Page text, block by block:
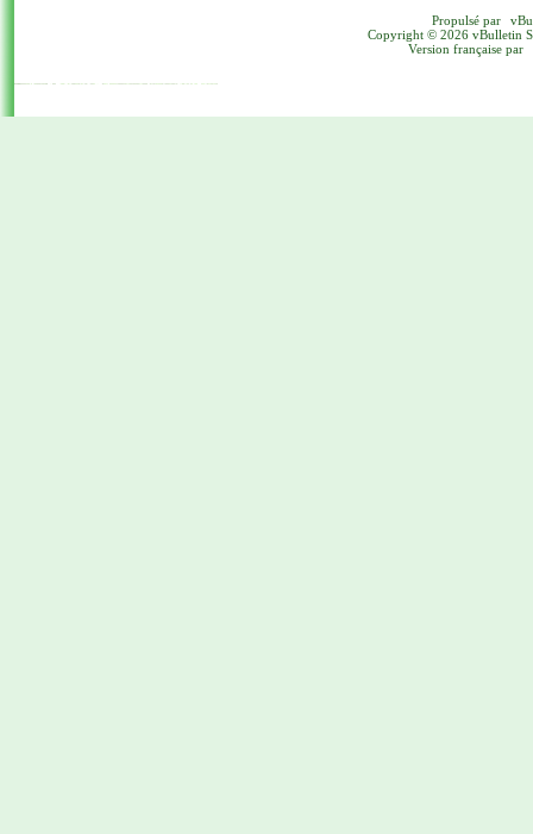
Propulsé par
Copyright © 2026 vBulletin
Version française par